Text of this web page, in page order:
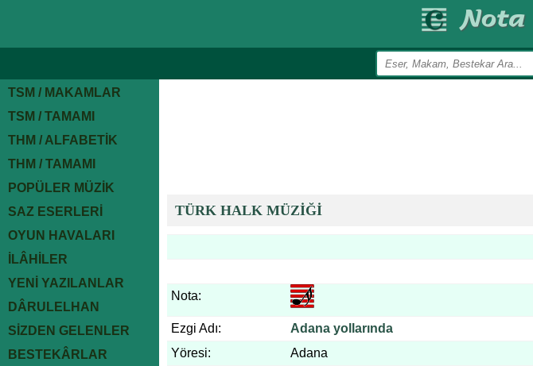
TSM / MAKAMLAR
TSM / TAMAMI
THM / ALFABETİK
THM / TAMAMI
POPÜLER MÜZİK
SAZ ESERLERİ
OYUN HAVALARI
İLÂHİLER
YENİ YAZILANLAR
DÂRULELHAN
SİZDEN GELENLER
BESTEKÂRLAR
TÜRK HALK MÜZİĞİ
Nota:
Ezgi Adı:
Adana yollarında
Yöresi:
Adana